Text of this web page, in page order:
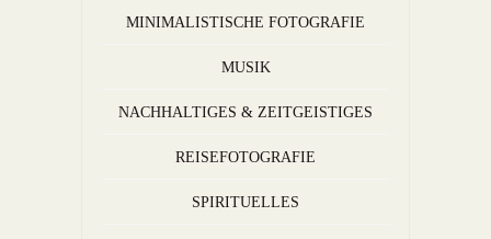
MINIMALISTISCHE FOTOGRAFIE
MUSIK
NACHHALTIGES & ZEITGEISTIGES
REISEFOTOGRAFIE
SPIRITUELLES